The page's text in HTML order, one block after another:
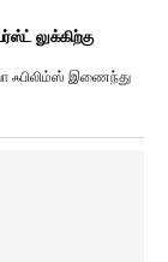
லுக்கிற்கு
ஃபிலிம்ஸ் இணைந்து